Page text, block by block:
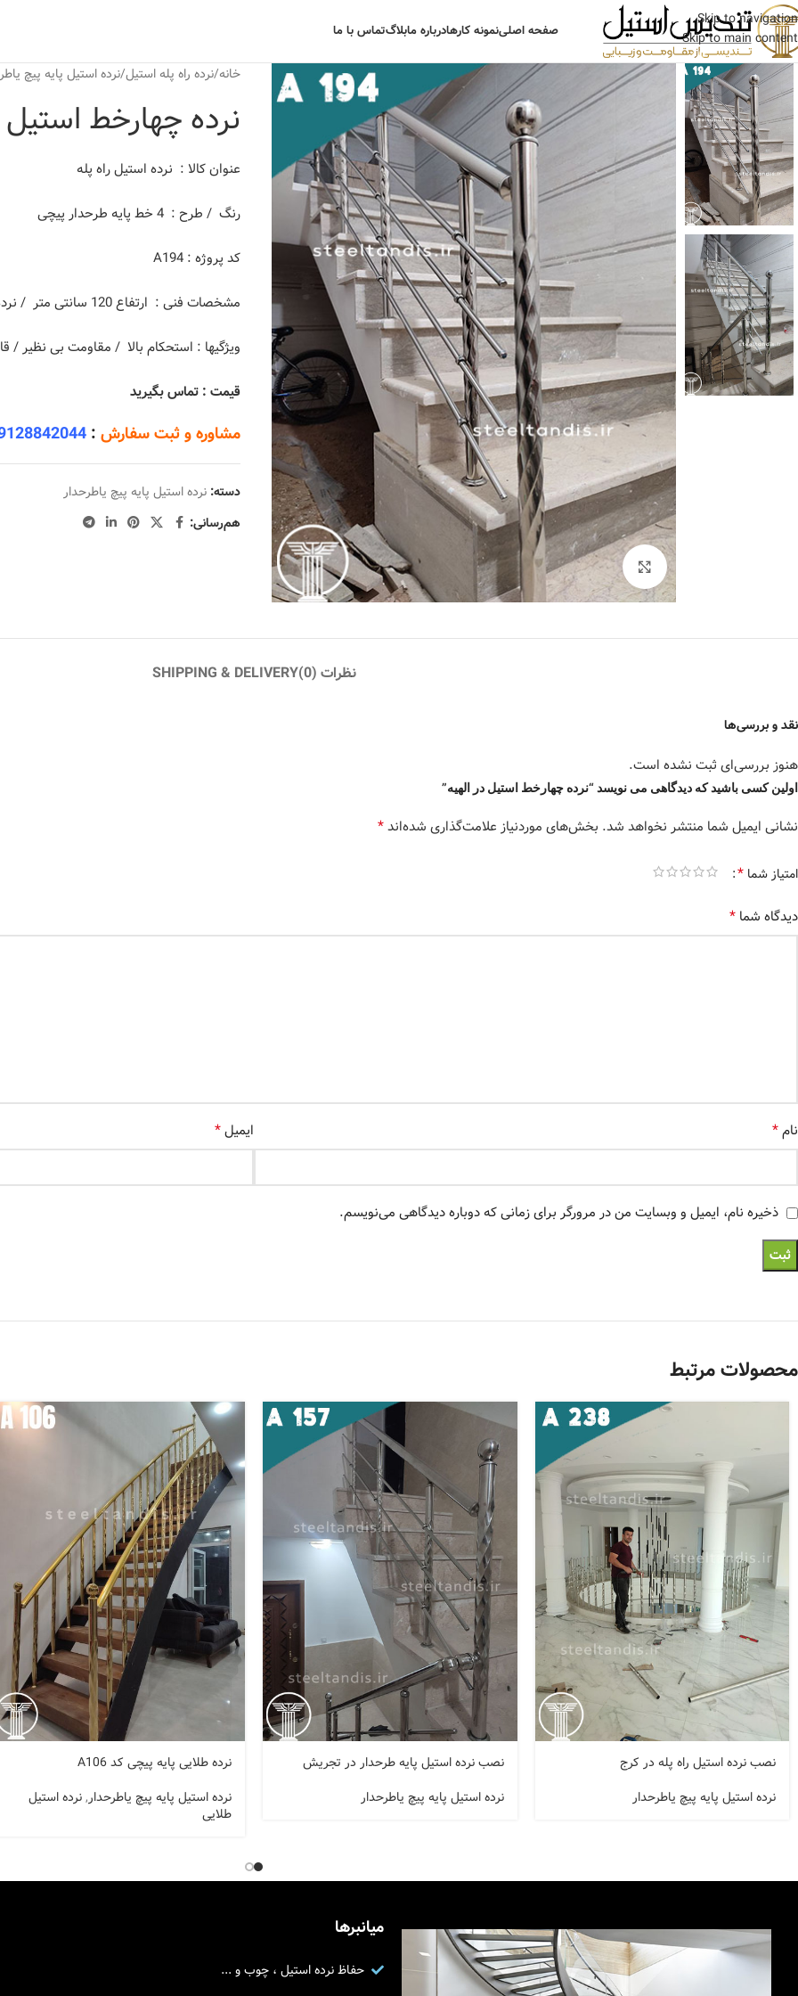
Skip to navigation
Skip to main content
صفحه اصلینمونه کارهادرباره مابلاگتماس با ما
برای بزرگنمایی کلیک کنید
خانه نرده راه پله استیل نرده استیل پایه پیچ
نرده چهارخط استیل
عنوان کالا : نرده استیل راه پله
رنگ / طرح : 4 خط پایه طرحدار پیچی
کد پروژه : A194
مشخصات فنی : ارتفاع 120 سانتی متر / نرده استیل طلایی 304 و پایه چوبی مخروطی
ویژگیها : استحکام بالا / مقاومت بی نظیر /
قیمت : تماس بگیرید
مشاوره و ثبت سفارش:
دسته: نرده استیل پایه پیچ یاطرحدار
هم‌رسانی:
نظرات (0) SHIPPING & DELIVERY
نقد و بررسی‌ها
هنوز بررسی‌ای ثبت نشده است.
اولین کسی باشید که دیدگاهی می نویسد “نرده چهارخط استیل در الهیه”
نشانی ایمیل شما منتشر نخواهد شد. بخش‌های موردنیاز علامت‌گذاری شده‌اند*
امتیاز شما *
دیدگاه شما *
نام* ایمیل*
ذخیره نام، ایمیل و وبسایت من در مرورگر برای زمانی که دوباره دیدگاهی می‌نویسم.
محصولات مرتبط
نصب نرده استیل راه پله در کرج
نرده استیل پایه پیچ یاطرحدار
نصب نرده استیل پایه طرحدار در تجریش
نرده استیل پایه پیچ یاطرحدار
نرده طلایی پایه پیچی کد A106
نرده استیل پایه پیچ یاطرحدار,نرده استیل
طلایی
میانبرها
حفاظ نرده استیل ، چوب و ...